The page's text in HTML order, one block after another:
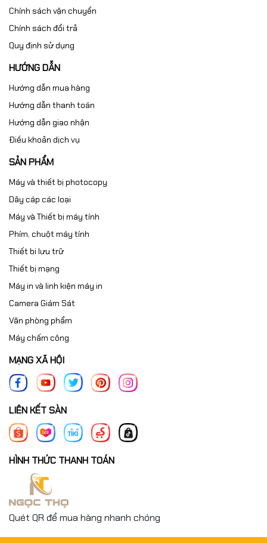
Chính sách vận chuyển
Chính sách đổi trả
Quy định sử dụng
HƯỚNG DẪN
Hướng dẫn mua hàng
Hướng dẫn thanh toán
Hướng dẫn giao nhận
Điều khoản dịch vụ
SẢN PHẨM
Máy và thiết bị photocopy
Dây cáp các loại
Máy và Thiết bị máy tính
Phím, chuột máy tính
Thiết bi lưu trữ
Thiết bị mạng
Máy in và linh kiện máy in
Camera Giám Sát
Văn phòng phẩm
Máy chấm công
MẠNG XÃ HỘI
LIÊN KẾT SÀN
HÌNH THỨC THANH TOÁN
Quét QR để mua hàng nhanh chóng